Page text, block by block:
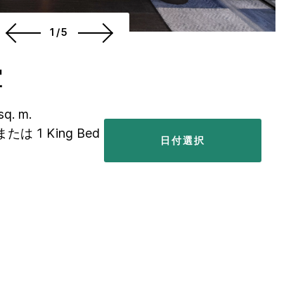
1/5
m.
たは 1 King Bed 日付選択